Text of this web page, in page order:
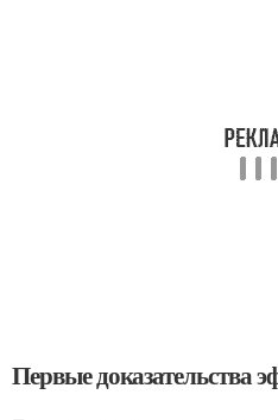
Первые доказательства